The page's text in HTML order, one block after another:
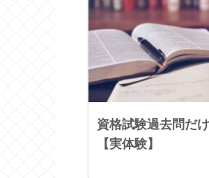
資格試験過去問だ
【実体験】